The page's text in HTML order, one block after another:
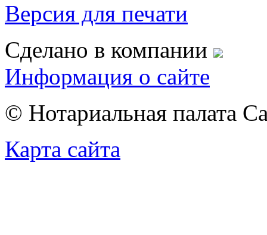
Версия для печати
Сделано в компании
Информация о сайте
© Нотариальная палата
Карта сайта